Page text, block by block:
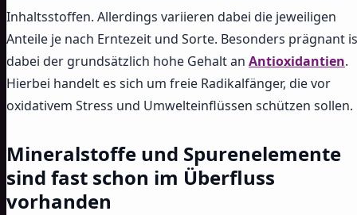
Inhaltsstoffen. Allerdings variieren dabei die jeweiligen
Anteile je nach Erntezeit und Sorte. Besonders prägnant
dabei der grundsätzlich hohe Gehalt an Antioxidantien.
Hierbei handelt es sich um freie Radikalfänger, die vor
oxidativem Stress und Umwelteinflüssen schützen sollen.
Mineralstoffe und Spurenelemente
sind fast schon im Überfluss
vorhanden